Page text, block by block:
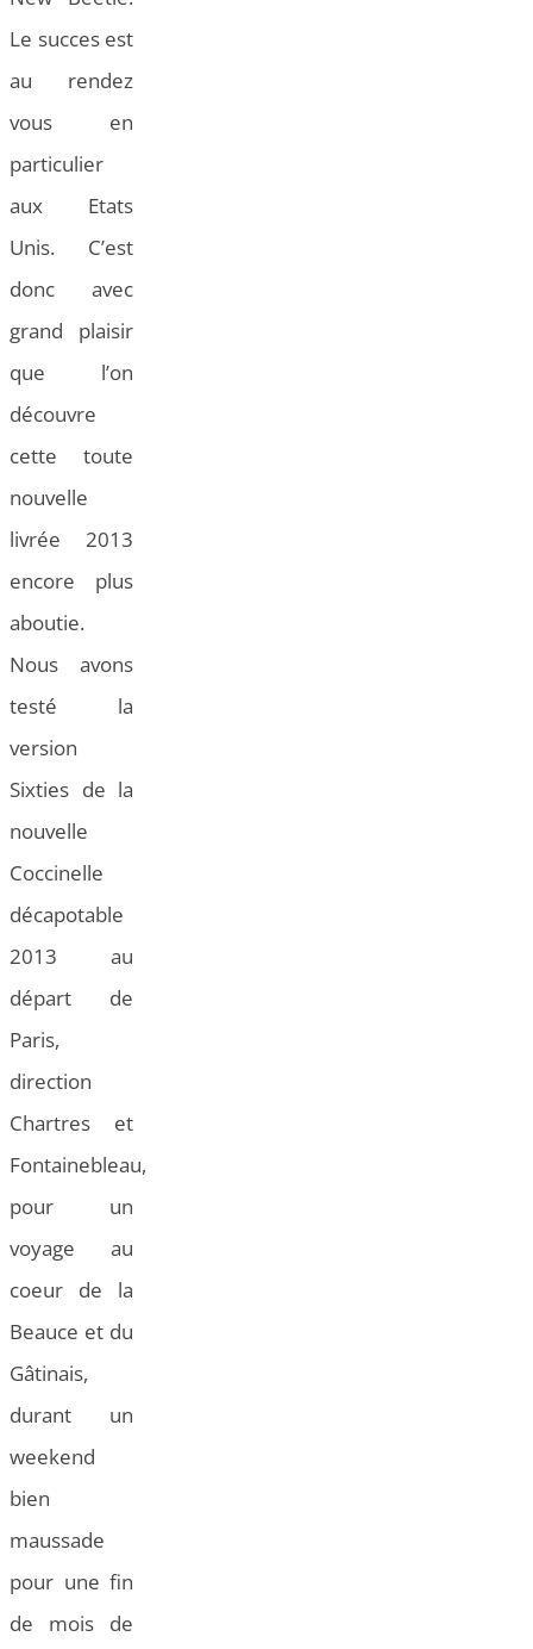
Le succes est
au rendez
vous en
particulier
aux Etats
Unis. C’est
donc avec
grand plaisir
que l’on
découvre
cette toute
nouvelle
livrée 2013
encore plus
aboutie.
Nous avons
testé la
version
Sixties de la
nouvelle
Coccinelle
décapotable
2013 au
départ de
Paris,
direction
Chartres et
Fontainebleau,
pour un
voyage au
coeur de la
Beauce et du
Gâtinais,
durant un
weekend
bien
maussade
pour une fin
de mois de